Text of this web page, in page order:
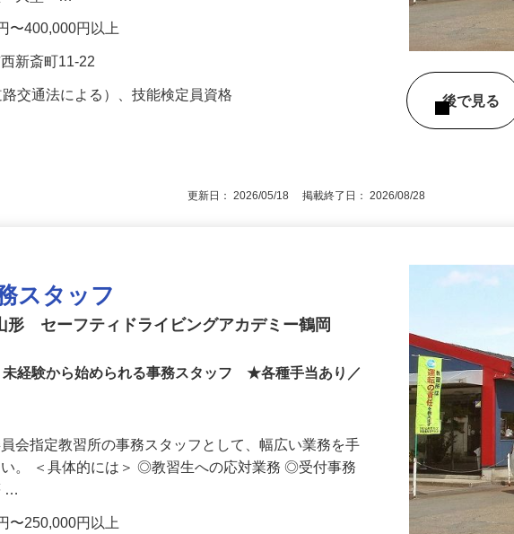
後で見る
スタッフ
形 セーフティドライビングアカデミー鶴岡
未経験から始められる事務スタッフ ★各種手当あり／
員会指定教習所の事務スタッフとして、幅広い業務を手
い。 ＜具体的には＞ ◎教習生への応対業務 ◎受付事務
…